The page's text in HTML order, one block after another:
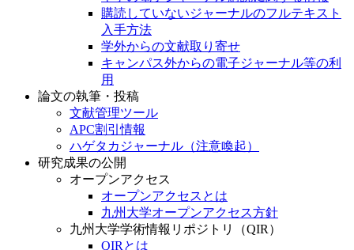
購読していないジャーナルのフルテキスト
入手方法
学外からの文献取り寄せ
キャンパス外からの電子ジャーナル等の利
用
論文の執筆・投稿
文献管理ツール
APC割引情報
ハゲタカジャーナル（注意喚起）
研究成果の公開
オープンアクセス
オープンアクセスとは
九州大学オープンアクセス方針
九州大学学術情報リポジトリ（QIR）
QIRとは